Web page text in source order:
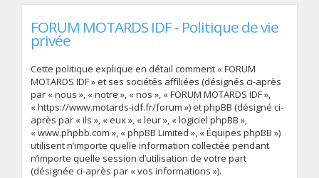
FORUM MOTARDS IDF - Politique de vie
privée
Cette politique explique en détail comment « FORUM
MOTARDS IDF » et ses sociétés affiliées (désignés ci-après
par « nous », « notre », « nos », « FORUM MOTARDS IDF »,
« https://www.motards-idf.fr/forum ») et phpBB (désigné ci-
après par « ils », « eux », « leur », « logiciel phpBB »,
« www.phpbb.com », « phpBB Limited », « Équipes phpBB »)
utilisent n’importe quelle information collectée pendant
n’importe quelle session d’utilisation de votre part
(désignée ci-après par « vos informations »).